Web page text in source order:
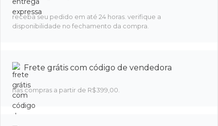
receba seu pedido em até 24 horas. verifique a
disponibilidade no fechamento da compra.
Frete grátis com código de vendedora
nas compras a partir de R$399,00.